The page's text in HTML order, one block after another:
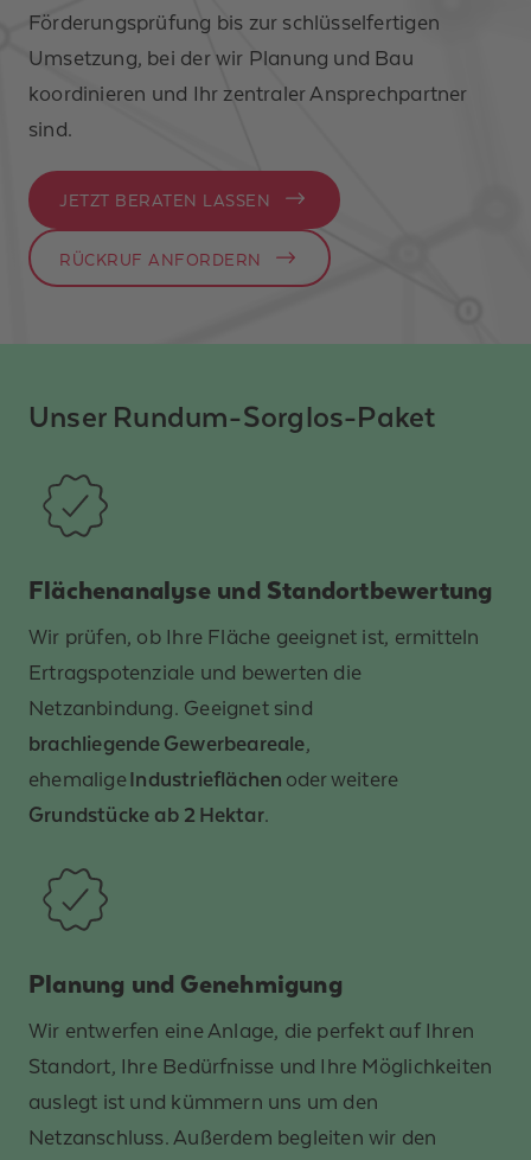
Förderungsprüfung bis zur schlüsselfertigen
Umsetzung, bei der wir Planung und Bau
koordinieren und Ihr zentraler Ansprechpartner
sind.
JETZT BERATEN LASSEN
RÜCKRUF ANFORDERN
Unser Rundum-Sorglos-Paket
Flächenanalyse und Standortbewertung
Wir prüfen, ob Ihre Fläche geeignet ist, ermitteln
Ertragspotenziale und bewerten die
Netzanbindung. Geeignet sind
brachliegende Gewerbeareale,
ehemaligeIndustrieflächen oder weitere
Grundstücke ab 2 Hektar.
Planung und Genehmigung
Wir entwerfen eine Anlage, die perfekt auf Ihren
Standort, Ihre Bedürfnisse und Ihre Möglichkeiten
auslegt ist und kümmern uns um den
Netzanschluss. Außerdem begleiten wir den